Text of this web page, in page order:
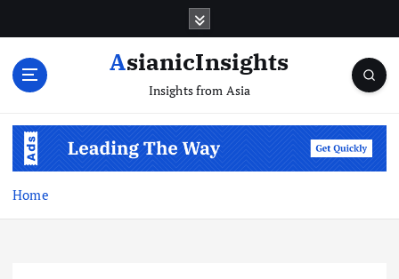
AsianicInsights
Insights from Asia
Home